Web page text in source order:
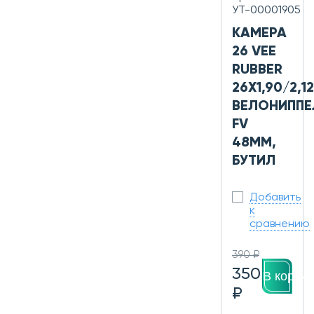
УТ-00001905
КАМЕРА
26 VEE
RUBBER
26X1,90/
FV
48MM,
БУТИЛ
Добавить
к
сравнению
390 ₽
350
₽
В